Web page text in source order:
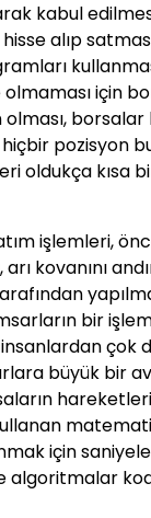
kabul
alıp
için
borsalar
pozisyon
oldukça kısa
işlemleri,
kovanını
bir
insanlardan çok
büyük bir
için
algoritmalar